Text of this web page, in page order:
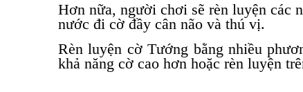
Hơn nữa, người chơi sẽ rèn luyện các
nước đi cờ đầy cân não và thú vị.
Rèn luyện cờ Tướng bằng nhiều
khả năng cờ cao hơn hoặc rèn luyện